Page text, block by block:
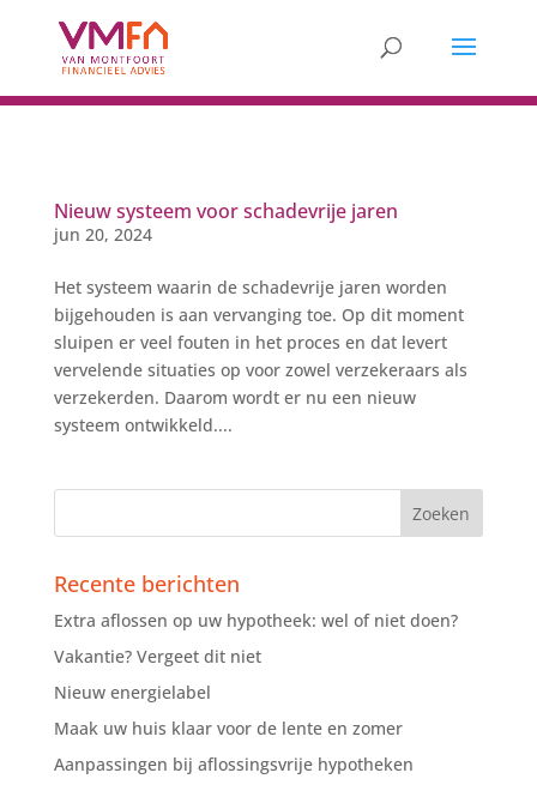
Nieuw systeem voor schadevrije jaren
jun 20, 2024
Het systeem waarin de schadevrije jaren worden
bijgehouden is aan vervanging toe. Op dit moment
sluipen er veel fouten in het proces en dat levert
vervelende situaties op voor zowel verzekeraars als
verzekerden. Daarom wordt er nu een nieuw
systeem ontwikkeld....
Recente berichten
Extra aflossen op uw hypotheek: wel of niet doen?
Vakantie? Vergeet dit niet
Nieuw energielabel
Maak uw huis klaar voor de lente en zomer
Aanpassingen bij aflossingsvrije hypotheken